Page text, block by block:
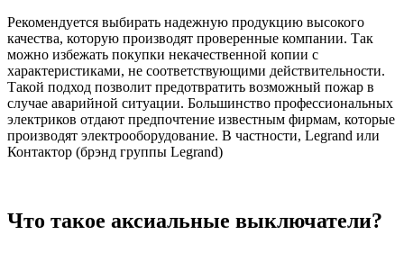
Рекомендуется выбирать надежную продукцию высокого
качества, которую производят проверенные компании. Так
можно избежать покупки некачественной копии с
характеристиками, не соответствующими действительности.
Такой подход позволит предотвратить возможный пожар в
случае аварийной ситуации. Большинство профессиональных
электриков отдают предпочтение известным фирмам, которые
производят электрооборудование. В частности, Legrand или
Контактор (брэнд группы Legrand)
Что такое аксиальные выключатели?